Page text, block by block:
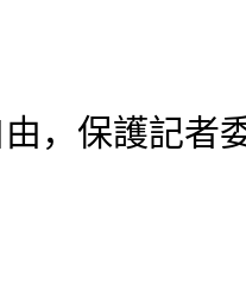
，保護記者